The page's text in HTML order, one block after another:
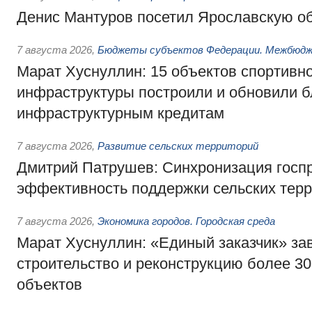
Денис Мантуров посетил Ярославскую
7 августа 2026, Бюджеты субъектов Федерации.
Марат Хуснуллин: 15 объектов
инфраструктуры построили и обновили
инфраструктурным кредитам
7 августа 2026, Развитие сельских территорий
Дмитрий Патрушев: Синхронизация
эффективность поддержки сельских
7 августа 2026, Экономика городов. Городская среда
Марат Хуснуллин: «Единый заказчик»
строительство и реконструкцию более
объектов